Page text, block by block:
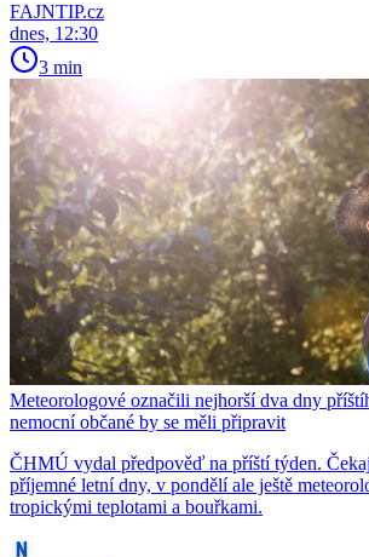
FAJNTIP.cz
dnes, 12:30
3 min
Meteorologové označili nejhorší dva dny
nemocní občané by se měli připravit
ČHMÚ vydal předpověď na příští týden.
příjemné letní dny, v pondělí ale ještě
tropickými teplotami a bouřkami.